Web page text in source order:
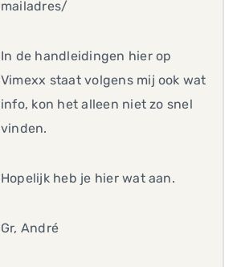
mailadres/
In de handleidingen hier op
Vimexx staat volgens mij ook wat
info, kon het alleen niet zo snel
vinden.
Hopelijk heb je hier wat aan.
Gr, André